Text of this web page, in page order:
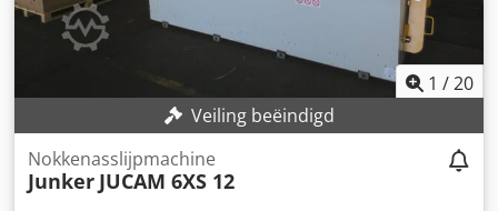
1 /20
Veiling beëindigd
Nokkenasslijpmachine
Junker JUCAM 6XS 12